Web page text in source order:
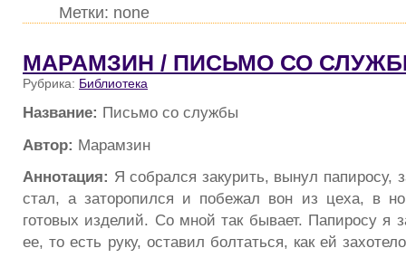
Метки: none
МАРАМЗИН / ПИСЬМО СО
Рубрика: Библиотека
Название: Письмо со службы
Автор: Марамзин
Аннотация: Я собрался закурить, вынул папиросу,
стал, а заторопился и побежал вон из цеха, в
готовых изделий. Со мной так бывает. Папиросу я
ее, то есть руку, оставил болтаться, как ей